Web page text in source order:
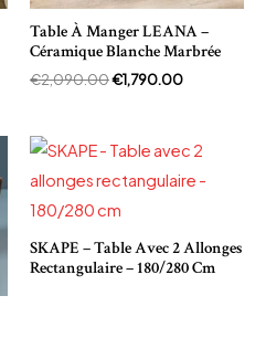
Table À Manger LEANA –
Céramique Blanche Marbrée
€2,090.00€1,790.00
SKAPE – Table Avec 2 Allonges
Rectangulaire – 180/280 Cm